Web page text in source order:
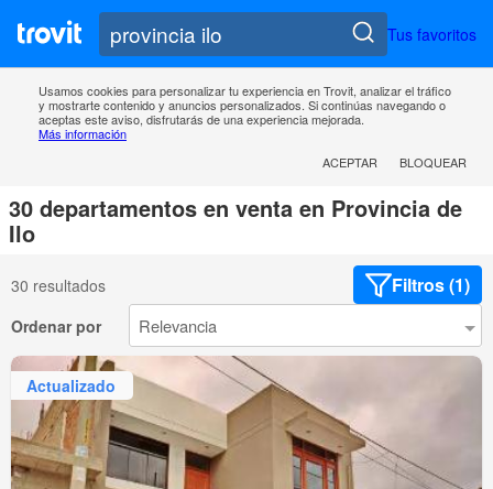
Tus favoritos
Usamos cookies para personalizar tu experiencia en Trovit, analizar el tráfico
y mostrarte contenido y anuncios personalizados. Si continúas navegando o
aceptas este aviso, disfrutarás de una experiencia mejorada.
Más información
ACEPTAR
BLOQUEAR
30 departamentos en venta en Provincia de
Ilo
30 resultados Filtros (1)
Ordenar por
Actualizado